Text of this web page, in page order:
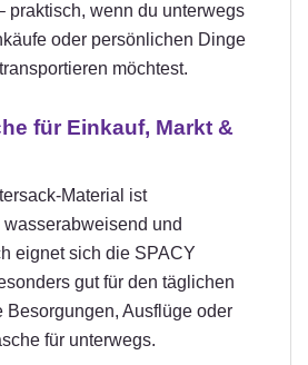
praktisch, wenn du unterwegs
oder persönlichen Dinge
möchtest.
für Einkauf, Markt &
Material ist
und
eignet sich die SPACY
gut für den täglichen
Besorgungen, Ausflüge oder
für unterwegs.